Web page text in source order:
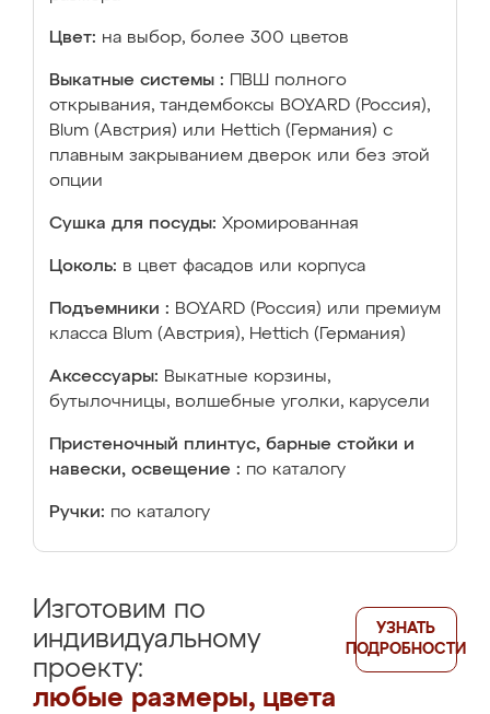
Цвет: на выбор, более 300 цветов
Выкатные системы :
ПВШ полного
открывания, тандембоксы BOYARD (Россия),
Blum (Австрия) или Hettich (Германия) с
плавным закрыванием дверок или без этой
опции
Сушка для посуды: Хромированная
Цоколь: в цвет фасадов или корпуса
Подъемники : BOYARD (Россия) или премиум
класса Blum (Австрия), Hettich (Германия)
Аксессуары: Выкатные корзины,
бутылочницы, волшебные уголки, карусели
Пристеночный плинтус, барные стойки и
навески, освещение : по каталогу
Ручки: по каталогу
Изготовим по
индивидуальному
проекту:
любые размеры, цвета
УЗНАТЬ
ПОДРОБНОСТИ